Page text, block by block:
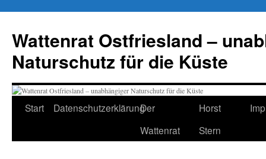
springen
Wattenrat Ostfriesland –
Naturschutz für die Küste
Start DatenschutzerklärungDer
Wattenrat
Horst
Stern